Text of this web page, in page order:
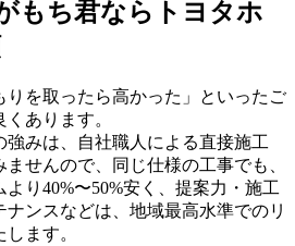
りを取ったら高かった」といったご
あります。
みは、自社職人による直接施工
せんので、
同じ仕様の工事でも、
り40%〜50%安く
、提案力・施工
ンスなどは、 地域最高水準でのリ
します。